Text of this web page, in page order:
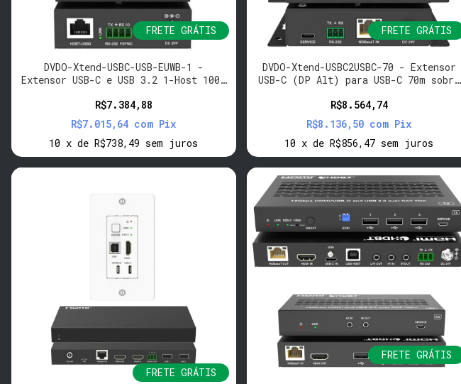
FRETE GRÁTIS
DVDO-Xtend-USBC-USB-EUWB-1 -
Extensor USB-C e USB 3.2 1-Host 100m
R$7.384,88
R$7.015,64 com Pix
10 xdeR$738,49 sem juros
FRETE GRÁTIS
DVDO-Xtend-USBC2USBC-70 - Extensor
USB-C (DP Alt) para USB-C 70m sobre
R$8.564,74
R$8.136,50 com Pix
10 xdeR$856,47 sem juros
FRETE GRÁTIS
FRETE GRÁTIS